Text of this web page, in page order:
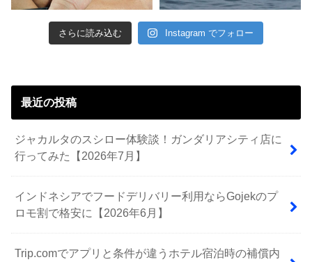
さらに読み込む Instagram でフォロー
最近の投稿
ジャカルタのスシロー体験談！ガンダリアシティ店に
行ってみた【2026年7月】
インドネシアでフードデリバリー利用ならGojekのプ
ロモ割で格安に【2026年6月】
Trip.comでアプリと条件が違うホテル宿泊時の補償内